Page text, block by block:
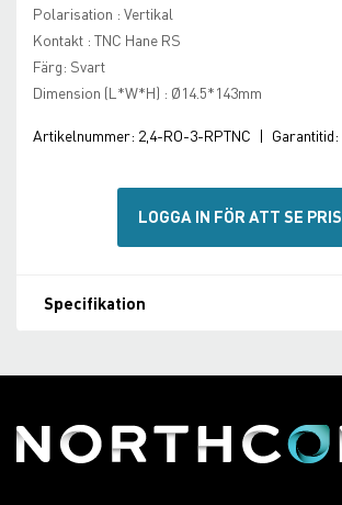
Polarisation : Vertikal
Kontakt : TNC Hane RS
Färg: Svart
Dimension (L*W*H) : Ø14.5*143mm
Artikelnummer: 2,4-RO-3-RPTNC | Garantitid:
LOGGA IN FÖR ATT SE PRIS
Specifikation